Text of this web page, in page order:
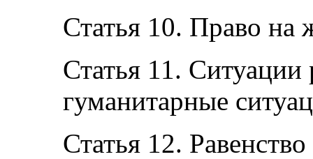
Статья 10. Право на
Статья 11.
гуманитарные
Статья 12.